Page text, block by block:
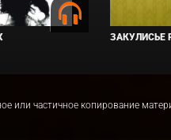
ЗАКУЛИСЬЕ
частичное копирование